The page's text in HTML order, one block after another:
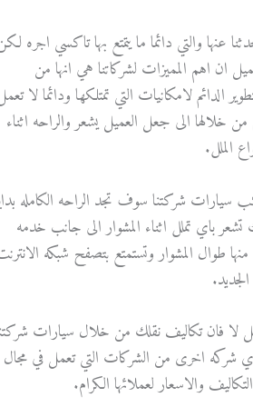
عنها والتي دائما ما يتمتع بها تاكسي اجره
ان اهم المميزات لشركاتنا هي انها من
الدائم لامكانيات التي تمتلكها ودائما لا
خلالها الى جعل العميل يشعر والراحه اثناء
الملل.
سيارات شركتنا سوف تجد الراحه الكامله
تشعر باي تملل اثناء المشوار الى جانب خدمه
طوال المشوار وتستمتع بتصفح شبكه
لا فان تكاليف نقلك من خلال سيارات
اي شركه اخرى من الشركات التي تعمل في مجال
والاسعار لعملائها الكرام.